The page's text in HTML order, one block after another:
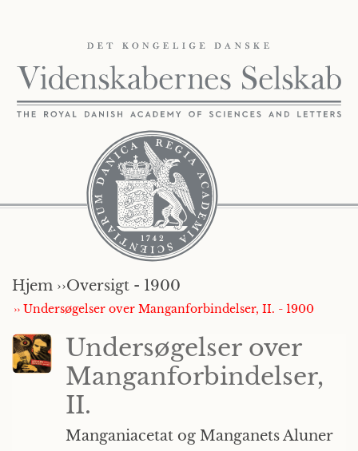
Hjem ››Oversigt - 1900
›› Undersøgelser over Manganforbindelser, II. - 1900
Undersøgelser over
Manganforbindelser,
II.
Manganiacetat og Manganets Aluner